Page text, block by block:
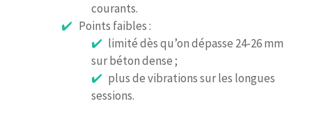
courants.
Points faibles :
limité dès qu’on dépasse 24-26 mm
sur béton dense ;
plus de vibrations sur les longues
sessions.